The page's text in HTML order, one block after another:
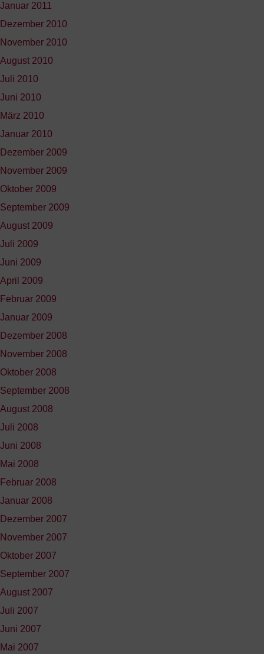
Januar 2011
Dezember 2010
November 2010
August 2010
Juli 2010
Juni 2010
März 2010
Januar 2010
Dezember 2009
November 2009
Oktober 2009
September 2009
August 2009
Juli 2009
Juni 2009
April 2009
Februar 2009
Januar 2009
Dezember 2008
November 2008
Oktober 2008
September 2008
August 2008
Juli 2008
Juni 2008
Mai 2008
Februar 2008
Januar 2008
Dezember 2007
November 2007
Oktober 2007
September 2007
August 2007
Juli 2007
Juni 2007
Mai 2007